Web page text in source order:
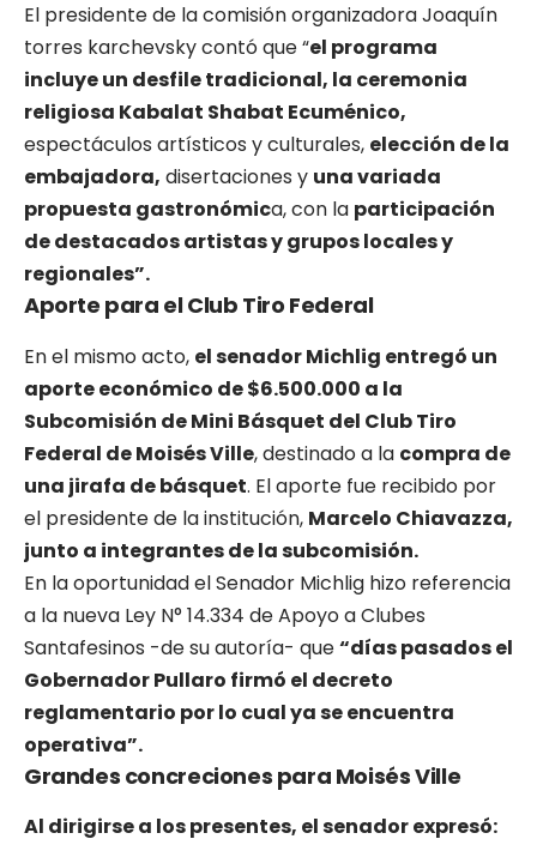
El presidente de la comisión organizadora Joaquín
torres karchevsky contó que “el programa
incluye un desfile tradicional, la ceremonia
religiosa Kabalat Shabat Ecuménico,
espectáculos artísticos y culturales, elección de la
embajadora, disertaciones y una variada
propuesta gastronómica, con la participación
de destacados artistas y grupos locales y
regionales”.
Aporte para el Club Tiro Federal
En el mismo acto, el senador Michlig entregó un
aporte económico de $6.500.000 a la
Subcomisión de Mini Básquet del Club Tiro
Federal de Moisés Ville, destinado a la compra de
una jirafa de básquet. El aporte fue recibido por
el presidente de la institución, Marcelo Chiavazza,
junto a integrantes de la subcomisión.
En la oportunidad el Senador Michlig hizo referencia
a la nueva Ley N° 14.334 de Apoyo a Clubes
Santafesinos -de su autoría- que“días pasados el
Gobernador Pullaro firmó el decreto
reglamentario por lo cual ya se encuentra
operativa”.
Grandes concreciones para Moisés Ville
Al dirigirse a los presentes, el senador expresó: